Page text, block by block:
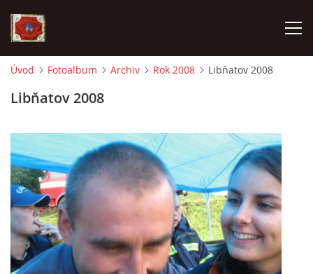
VÝJEZDOVÁ JEDNOTKA
KROUŽEK MLADÝCH HASIČŮ
OHLÁŠENÍ PÁLENÍ
Úvod Fotoalbum Archiv Rok 2008 Libňatov 2008
Libňatov 2008